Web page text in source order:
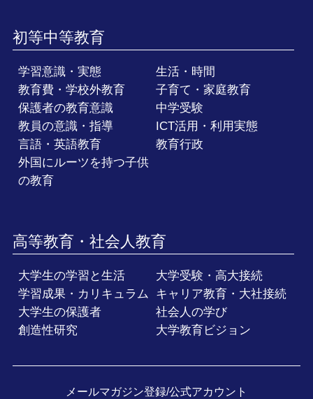
初等中等教育
学習意識・実態
生活・時間
教育費・学校外教育
子育て・家庭教育
保護者の教育意識
中学受験
教員の意識・指導
ICT活用・利用実態
言語・英語教育
教育行政
外国にルーツを持つ子供
の教育
高等教育・社会人教育
大学生の学習と生活
大学受験・高大接続
学習成果・カリキュラム
キャリア教育・大社接続
大学生の保護者
社会人の学び
創造性研究
大学教育ビジョン
メールマガジン登録/公式アカウント